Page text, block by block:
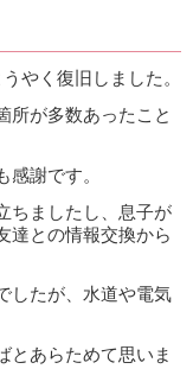
やく復旧しました。
所が多数あったこと
謝です。
ちましたし、息子が
達との情報交換から
したが、水道や電気
とあらためて思いま